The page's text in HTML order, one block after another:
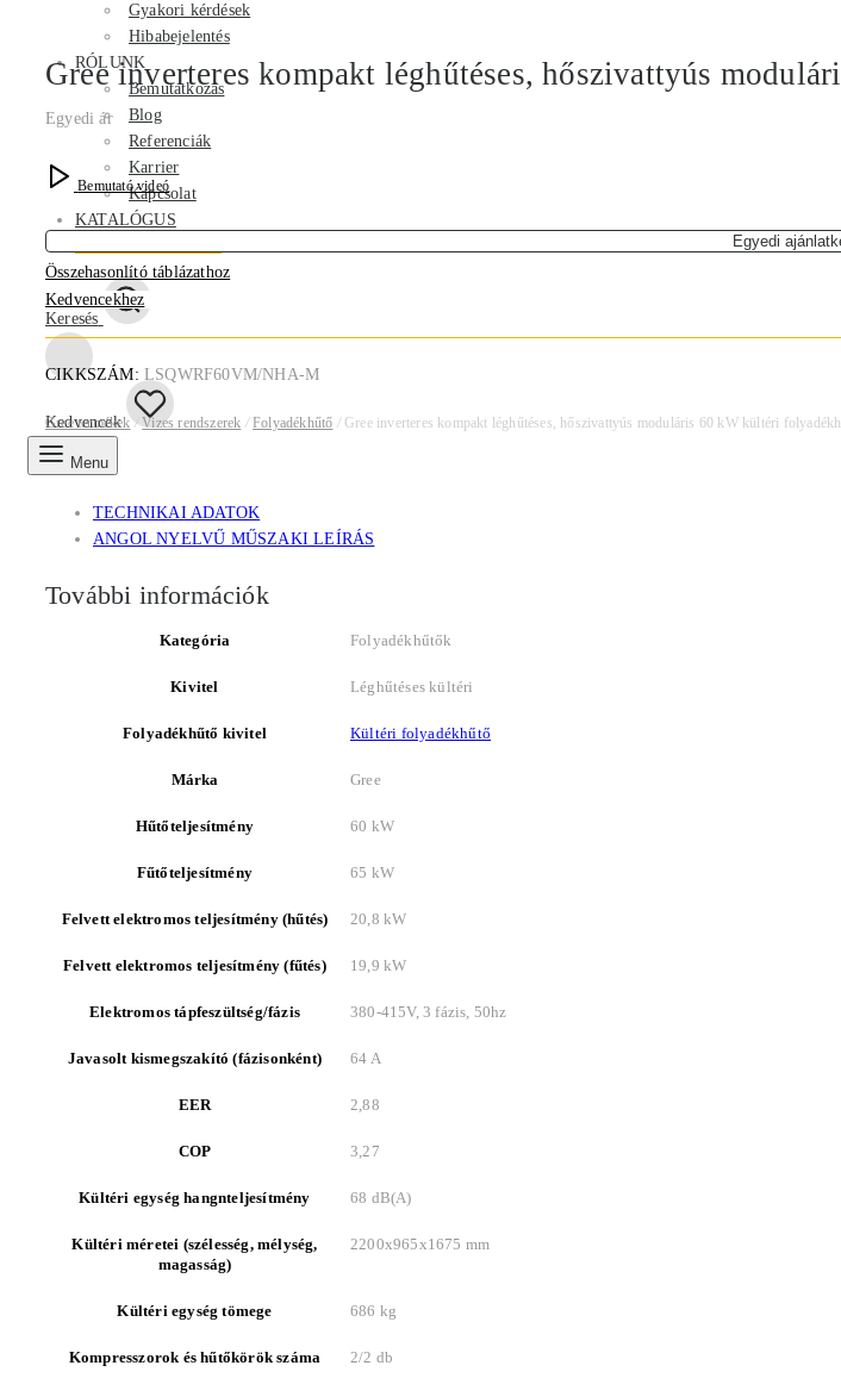
Gyakori kérdések
Hibabejelentés
RÓLUNK
Bemutatkozás
Blog
Referenciák
Karrier
Kapcsolat
KATALÓGUS
Keresés
Kedvencek
Menu
Gree inverteres kompakt léghűtéses, hőszivattyús
Egyedi ár
Bemutató videó
Egyedi
Összehasonlító táblázathoz
Kedvencekhez
CIKKSZÁM: LSQWRF60VM/NHA-M
Gree termékek / Vizes rendszerek / Folyadékhűtő /Gree inverteres kompakt léghűtéses, hőszivattyús moduláris 60 kW kültéri
TECHNIKAI ADATOK
ANGOL NYELVŰ MŰSZAKI LEÍRÁS
További információk
Kategória Folyadékhűtők
Kivitel Léghűtéses kültéri
Folyadékhűtő kivitel Kültéri folyadékhűtő
Márka Gree
Hűtőteljesítmény 60 kW
Fűtőteljesítmény 65 kW
Felvett elektromos teljesítmény (hűtés) 20,8 kW
Felvett elektromos teljesítmény (fűtés) 19,9 kW
Elektromos tápfeszültség/fázis 380-415V, 3 fázis, 50hz
Javasolt kismegszakító (fázisonként) 64 A
EER 2,88
COP 3,27
Kültéri egység hangnteljesítmény 68 dB(A)
Kültéri méretei (szélesség, mélység,
magasság)
2200x965x1675 mm
Kültéri egység tömege 686 kg
Kompresszorok és hűtőkörök száma 2/2 db